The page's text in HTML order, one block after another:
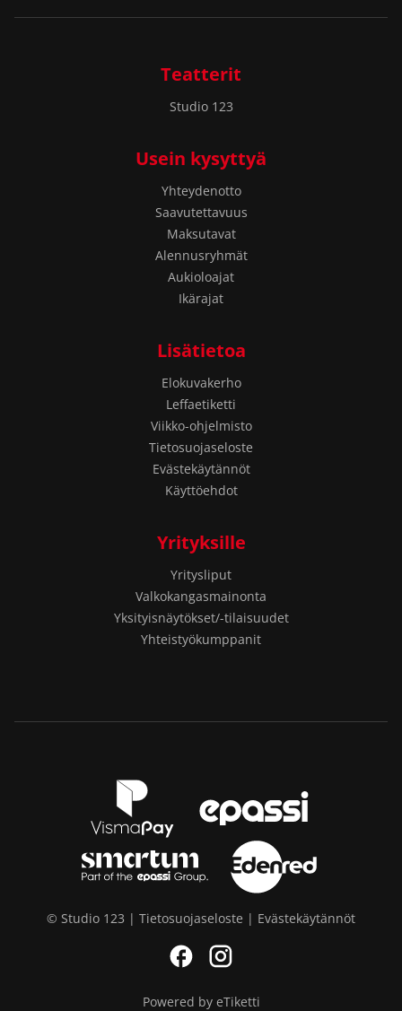
Teatterit
Studio 123
Usein kysyttyä
Yhteydenotto
Saavutettavuus
Maksutavat
Alennusryhmät
Aukioloajat
Ikärajat
Lisätietoa
Elokuvakerho
Leffaetiketti
Viikko-ohjelmisto
Tietosuojaseloste
Evästekäytännöt
Käyttöehdot
Yrityksille
Yritysliput
Valkokangasmainonta
Yksityisnäytökset/-tilaisuudet
Yhteistyökumppanit
© Studio 123 | Tietosuojaseloste | Evästekäytännöt
Powered by eTiketti